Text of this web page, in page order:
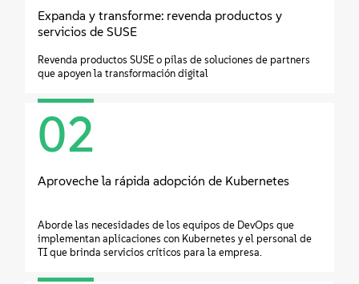
Expanda y transforme: revenda productos y
servicios de SUSE
Revenda productos SUSE o pilas de soluciones de partners
que apoyen la transformación digital
02
Aproveche la rápida adopción de Kubernetes
Aborde las necesidades de los equipos de DevOps que
implementan aplicaciones con Kubernetes y el personal de
TI que brinda servicios críticos para la empresa.